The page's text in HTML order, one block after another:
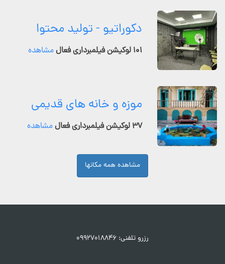
دکوراتیو - تولید محتوا
۱۰۱ لوکیشن فیلمبرداری فعال مشاهده
موزه و خانه های قدیمی
۳۷ لوکیشن فیلمبرداری فعال مشاهده
مشاهده همه مکانها
رزرو تلفنی: ۰۹۹۲۷۰۱۸۸۴۶